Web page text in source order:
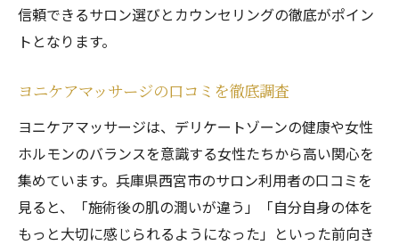
信頼できるサロン選びとカウンセリングの徹底がポイン
トとなります。
ヨニケアマッサージの口コミを徹底調査
ヨニケアマッサージは、デリケートゾーンの健康や女性
ホルモンのバランスを意識する女性たちから高い関心を
集めています。兵庫県西宮市のサロン利用者の口コミを
見ると、「施術後の肌の潤いが違う」「自分自身の体を
もっと大切に感じられるようになった」といった前向き